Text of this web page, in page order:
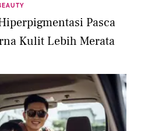
Pasca
Kulit Lebih Merata